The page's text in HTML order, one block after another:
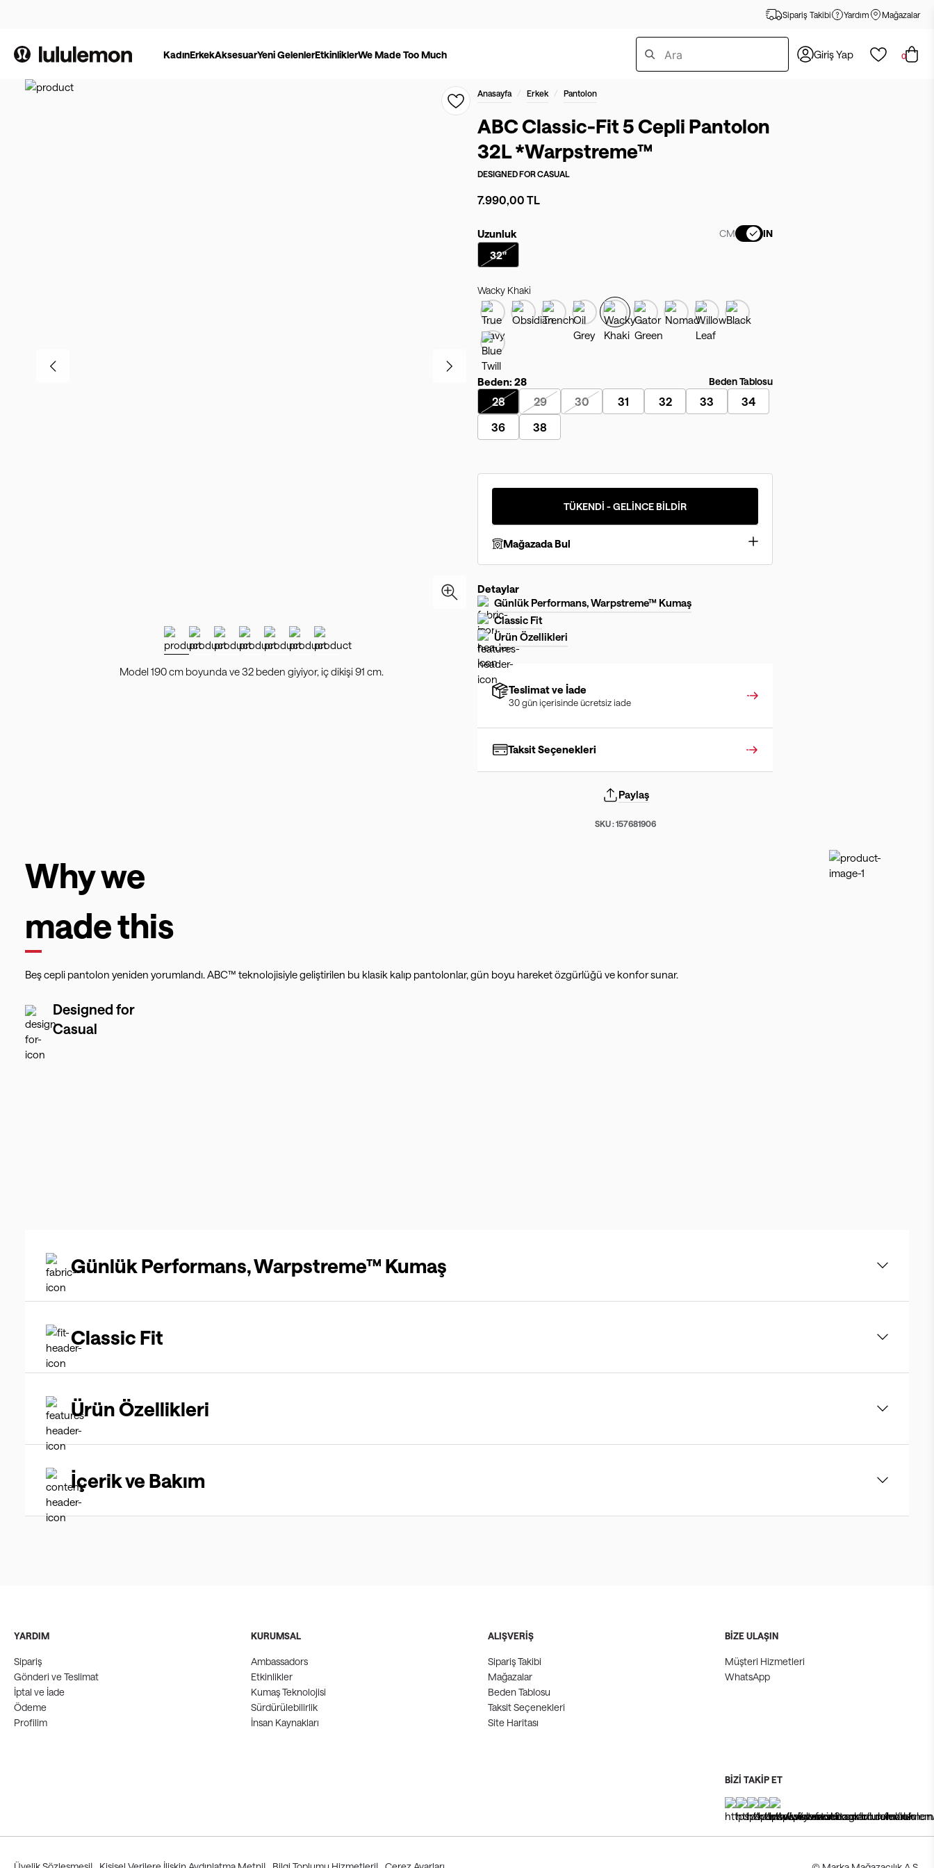
Sipariş Takibi Yardım Mağazalar
KadınErkekAksesuarYeni GelenlerEtkinliklerWe Made Too Much Giriş Yap 0
Model 190 cm boyunda ve 32 beden giyiyor, iç dikişi 91 cm.
Anasayfa / Erkek / Pantolon
ABC Classic-Fit 5 Cepli Pantolon
32L *Warpstreme™
DESIGNED FORCASUAL
7.990,00 TL
Uzunluk CM IN
32"
Wacky Khaki
Beden: 28 Beden Tablosu
28 29 30 31 32 33
34
36
38
TÜKENDİ - GELİNCE BİLDİR
Mağazada Bul
Detaylar
Günlük Performans, Warpstreme™ Kumaş
Classic Fit
Ürün Özellikleri
Teslimat ve İade
30 gün içerisinde ücretsiz iade
Taksit Seçenekleri
Paylaş
SKU :157681906
Why we
made this
Beş cepli pantolon yeniden yorumlandı. ABC™ teknolojisiyle geliştirilen bu klasik kalıp pantolonlar, gün boyu hareket özgürlüğü ve konfor sunar.
Designed for
Casual
Günlük Performans, Warpstreme™ Kumaş
Classic Fit
Ürün Özellikleri
İçerik ve Bakım
YARDIM
Sipariş
Gönderi ve Teslimat
İptal ve İade
Ödeme
Profilim
KURUMSAL
Ambassadors
Etkinlikler
Kumaş Teknolojisi
Sürdürülebilirlik
İnsan Kaynakları
ALIŞVERİŞ
Sipariş Takibi
Mağazalar
Beden Tablosu
Taksit Seçenekleri
Site Haritası
BİZE ULAŞIN
Müşteri Hizmetleri
WhatsApp
BİZİ TAKİP ET